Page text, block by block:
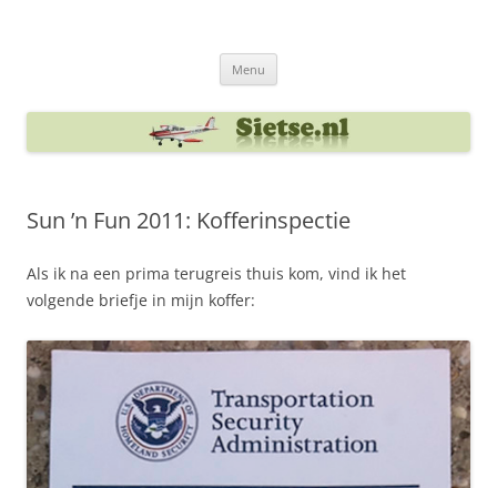
Menu
Sun ’n Fun 2011: Kofferinspectie
Als ik na een prima terugreis thuis kom, vind ik het
volgende briefje in mijn koffer: